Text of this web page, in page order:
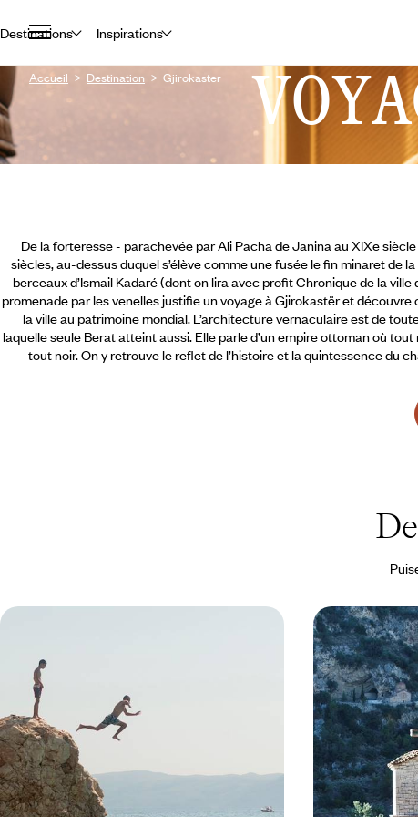
Destinations Inspirations
Accueil Destination Gjirokaster
De la forteresse - parachevée par Ali Pacha de Janina au XIXe
siècles, au-dessus duquel s’élève comme une fusée le fin minaret de la
berceaux d’Ismail Kadaré (dont on lira avec profit Chronique de la ville
promenade par les venelles justifie un voyage à Gjirokastër et découvre
la ville au patrimoine mondial. L’architecture vernaculaire est de
laquelle seule Berat atteint aussi. Elle parle d’un empire ottoman où tout
tout noir.On y retrouve le reflet de l’histoire et la quintessence du
ottomanes et littoral ionien
Patrimoine multiséculaire, arrière-pays
champêtre et riviera somptueuse, une Albanie
inattendue
11 jours, de 2400 à 3100 €
Albanie,
Kosovo -
Balkans
En deux
pays
15 jours, de 2400 à